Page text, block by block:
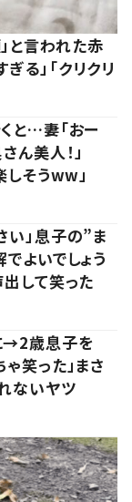
と言われた赤
る」「クリクリ
と…妻「おー
ん美人！」
しそうww」
い」息子の”ま
よいでしょう
して笑った
→2歳息子を
笑った」まさ
ないヤツ